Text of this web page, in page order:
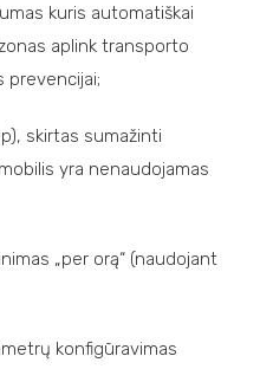
kuris automatiškai
aplink transporto
prevencijai;
skirtas sumažinti
yra nenaudojamas
„per orą“ (naudojant
konfigūravimas